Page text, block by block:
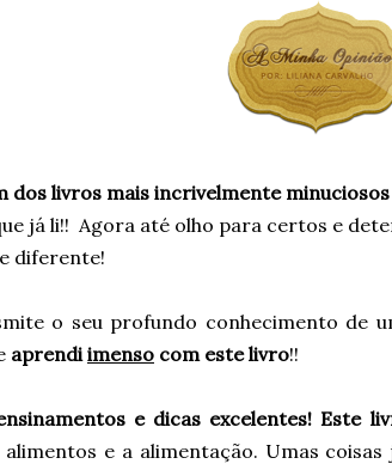
dos livros mais incrivelmente
já li!! Agora até olho para certos e
diferente!
o seu profundo conhecimento de
aprendiimenso com este livro!!
e dicas excelentes! Este
e a alimentação. Umas